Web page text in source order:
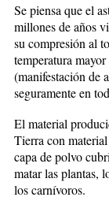
Se piensa que el
millones de años
su compresión al
temperatura
(manifestación de
seguramente en
El material
Tierra con
capa de polvo
matar las plantas,
los carnívoros.